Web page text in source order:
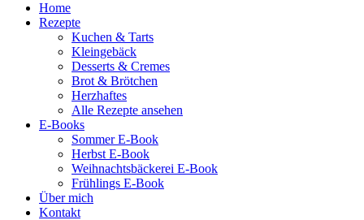
Home
Rezepte
Kuchen & Tarts
Kleingebäck
Desserts & Cremes
Brot & Brötchen
Herzhaftes
Alle Rezepte ansehen
E-Books
Sommer E-Book
Herbst E-Book
Weihnachtsbäckerei E-Book
Frühlings E-Book
Über mich
Kontakt